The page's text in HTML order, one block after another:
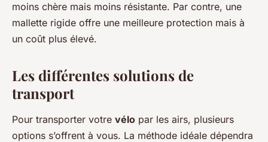
moins chère mais moins résistante. Par contre, une
mallette rigide offre une meilleure protection mais à
un coût plus élevé.
Les différentes solutions de
transport
Pour transporter votre vélo par les airs, plusieurs
options s’offrent à vous. La méthode idéale dépendra